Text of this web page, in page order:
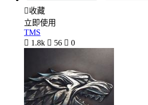
收藏
立即使用
TMS
 1.8k  56  0